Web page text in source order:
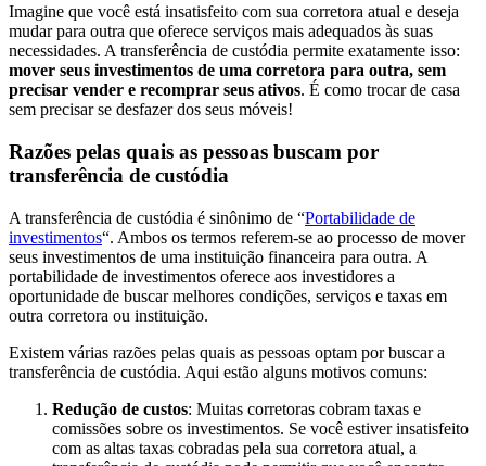
Imagine que você está insatisfeito com sua corretora atual e deseja
mudar para outra que oferece serviços mais adequados às suas
necessidades. A transferência de custódia permite exatamente isso:
mover seus investimentos de uma corretora para outra, sem
precisar vender e recomprar seus ativos. É como trocar de casa
sem precisar se desfazer dos seus móveis!
Razões pelas quais as pessoas buscam por
transferência de custódia
A transferência de custódia é sinônimo de “Portabilidade de
investimentos“. Ambos os termos referem-se ao processo de mover
seus investimentos de uma instituição financeira para outra. A
portabilidade de investimentos oferece aos investidores a
oportunidade de buscar melhores condições, serviços e taxas em
outra corretora ou instituição.
Existem várias razões pelas quais as pessoas optam por buscar a
transferência de custódia. Aqui estão alguns motivos comuns:
Redução de custos: Muitas corretoras cobram taxas e
comissões sobre os investimentos. Se você estiver insatisfeito
com as altas taxas cobradas pela sua corretora atual, a